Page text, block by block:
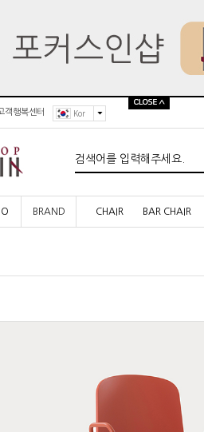
객행복센터 Kor
BRAND CHAIR BAR CHAIR